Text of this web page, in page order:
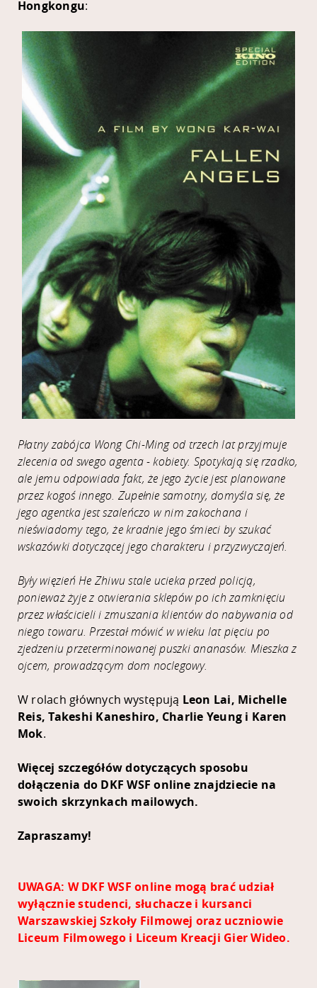
Hongkongu:
Płatny zabójca Wong Chi-Ming od trzech lat przyjmuje
zlecenia od swego agenta - kobiety. Spotykają się rzadko,
ale jemu odpowiada fakt, że jego życie jest planowane
przez kogoś innego. Zupełnie samotny, domyśla się, że
jego agentka jest szaleńczo w nim zakochana i
nieświadomy tego, że kradnie jego śmieci by szukać
wskazówki dotyczącej jego charakteru i przyzwyczajeń.
Były więzień He Zhiwu stale ucieka przed policją,
ponieważ żyje z otwierania sklepów po ich zamknięciu
przez właścicieli i zmuszania klientów do nabywania od
niego towaru. Przestał mówić w wieku lat pięciu po
zjedzeniu przeterminowanej puszki ananasów. Mieszka z
ojcem, prowadzącym dom noclegowy.
W rolach głównych występują Leon Lai, Michelle
Reis, Takeshi Kaneshiro, Charlie Yeung i Karen
Mok.
Więcej szczegółów dotyczących sposobu
dołączenia do DKF WSF online znajdziecie na
swoich skrzynkach mailowych.
Zapraszamy!
UWAGA: W DKF WSF online mogą brać udział
wyłącznie studenci, słuchacze i kursanci
Warszawskiej Szkoły Filmowej oraz uczniowie
Liceum Filmowego i Liceum Kreacji Gier Wideo.